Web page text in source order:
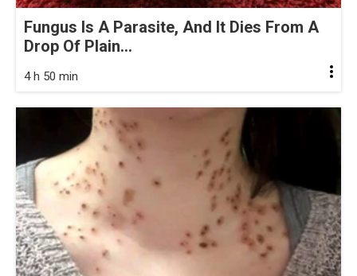
Fungus Is A Parasite, And It Dies From A
Drop Of Plain...
4 h 50 min